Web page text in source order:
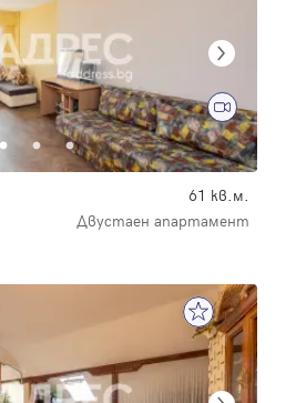
61 кв.м.
Двустаен апартамент